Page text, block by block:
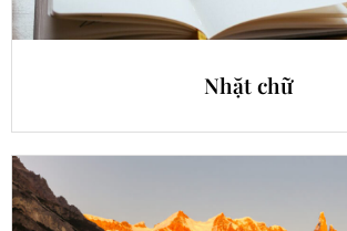
Nhặt chữ